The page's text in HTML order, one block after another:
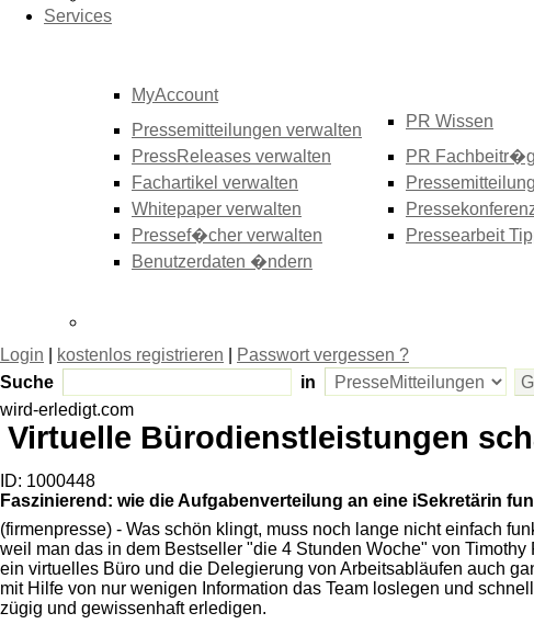
Services
MyAccount
Pressemitteilungen verwalten
PressReleases verwalten
Fachartikel verwalten
Whitepaper verwalten
Pressef�cher verwalten
Benutzerdaten �ndern
PR Wissen
PR
Pressearbeit
Login kostenlos registrieren
Passwort vergessen ?
Suche
in
wird-erledigt.com
Virtuelle Bürodienstleistungen
ID: 1000448
Faszinierend: wie die Aufgabenverteilung an eine iSekretärin
(firmenpresse) - Was schön klingt, muss noch lange nicht einfach
weil man das in dem Bestseller "die 4 Stunden Woche" von
ein virtuelles Büro und die Delegierung von Arbeitsabläufen auch
mit Hilfe von nur wenigen Information das Team loslegen und
zügig und gewissenhaft erledigen.